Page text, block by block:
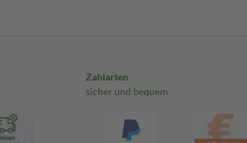
Zahlarten
sicher und bequem